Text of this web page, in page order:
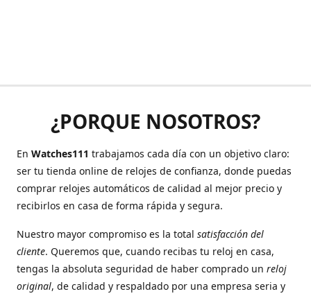
¿PORQUE NOSOTROS?
En Watches111 trabajamos cada día con un objetivo claro:
ser tu tienda online de relojes de confianza, donde puedas
comprar relojes automáticos de calidad al mejor precio y
recibirlos en casa de forma rápida y segura.
Nuestro mayor compromiso es la total satisfacción del
cliente. Queremos que, cuando recibas tu reloj en casa,
tengas la absoluta seguridad de haber comprado un reloj
original, de calidad y respaldado por una empresa seria y